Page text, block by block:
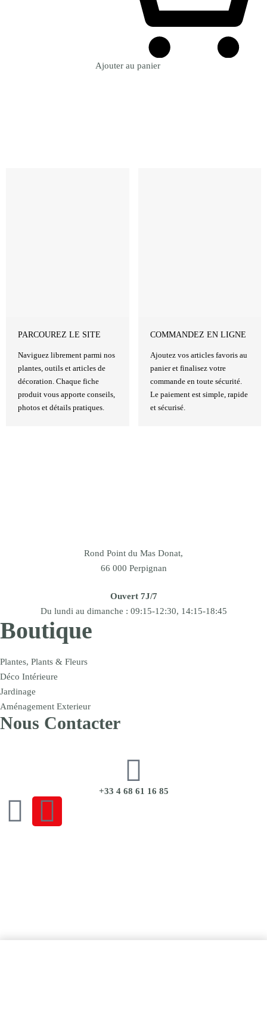
Ajouter au panier
PARCOUREZ LE SITE
Naviguez librement parmi nos
plantes, outils et articles de
décoration. Chaque fiche
produit vous apporte conseils,
photos et détails pratiques.
COMMANDEZ EN LIGNE
Ajoutez vos articles favoris au
panier et finalisez votre
commande en toute sécurité.
Le paiement est simple, rapide
et sécurisé.
Rond Point du Mas Donat,
66 000 Perpignan
Ouvert 7J/7
Du lundi au dimanche : 09:15-12:30, 14:15-18:45
Boutique
Plantes, Plants & Fleurs
Déco Intérieure
Jardinage
Aménagement Exterieur
Nous Contacter
+33 4 68 61 16 85